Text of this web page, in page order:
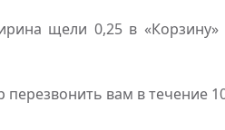
щели 0,25 в «Корзину»
вам в течение